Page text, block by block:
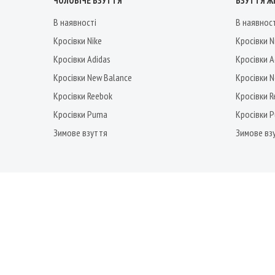
В наявності
Кросівки Nike
Кросівки Adidas
Кросівки New Balance
Кросівки Reebok
Кросівки Puma
Зимове взуття
В
Кросівки
Кросівки
Кросівки
Кросівки
Кросівки
Зимове